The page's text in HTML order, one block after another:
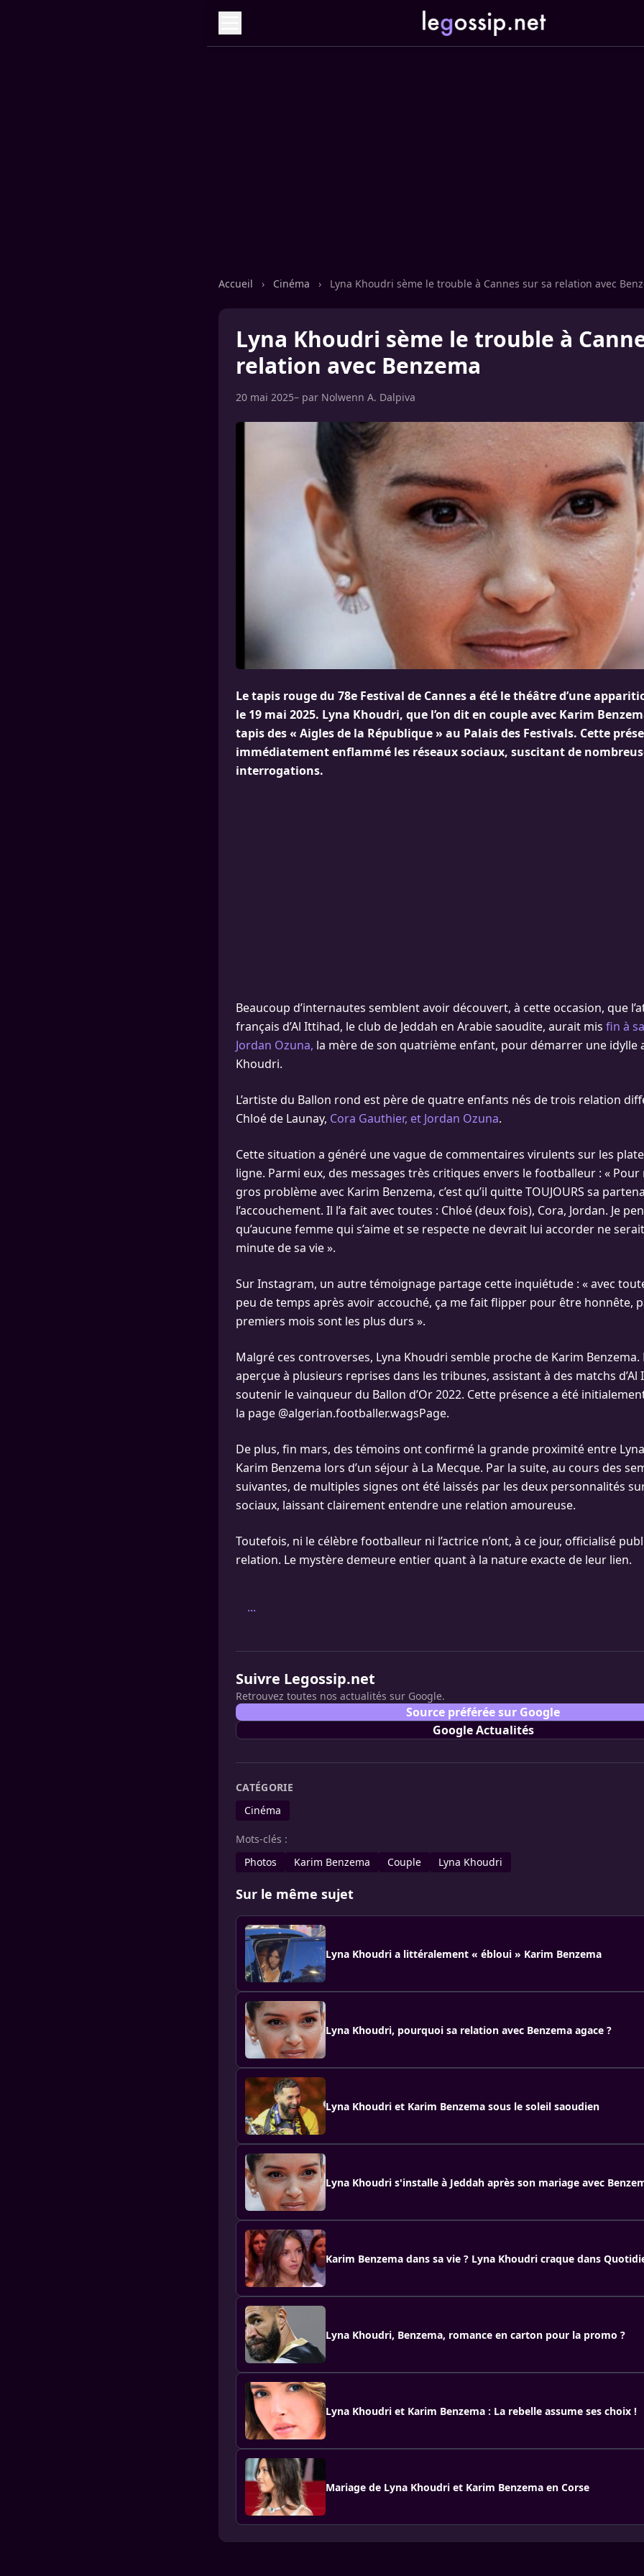
Accueil › Cinéma › Lyna Khoudri sème le trouble à Cannes sur sa relation avec
Lyna Khoudri sème le trouble à
relation avec Benzema
20 mai 2025– par Nolwenn A. Dalpiva
Le tapis rouge du 78e Festival de Cannes a été le théâtre d’une
le 19 mai 2025. Lyna Khoudri, que l’on dit en couple avec Karim
tapis des « Aigles de la République » au Palais des Festivals. Cette
immédiatement enflammé les réseaux sociaux, suscitant de
interrogations.
Beaucoup d’internautes semblent avoir découvert, à cette occasion, que
français d’Al Ittihad, le club de Jeddah en Arabie saoudite, aurait mis fin à
Jordan Ozuna, la mère de son quatrième enfant, pour démarrer une idylle
Khoudri.
L’artiste du Ballon rond est père de quatre enfants nés de trois relation
Chloé de Launay, Cora Gauthier, et Jordan Ozuna.
Cette situation a généré une vague de commentaires virulents sur les
ligne. Parmi eux, des messages très critiques envers le footballeur : « Pour
gros problème avec Karim Benzema, c’est qu’il quitte TOUJOURS sa
l’accouchement. Il l’a fait avec toutes : Chloé (deux fois), Cora, Jordan. Je
qu’aucune femme qui s’aime et se respecte ne devrait lui accorder ne
minute de sa vie ».
Sur Instagram, un autre témoignage partage cette inquiétude : « avec
peu de temps après avoir accouché, ça me fait flipper pour être honnête,
premiers mois sont les plus durs ».
Malgré ces controverses, Lyna Khoudri semble proche de Karim Benzema.
aperçue à plusieurs reprises dans les tribunes, assistant à des matchs
soutenir le vainqueur du Ballon d’Or 2022. Cette présence a été
la page @algerian.footballer.wagsPage.
De plus, fin mars, des témoins ont confirmé la grande proximité entre
Karim Benzema lors d’un séjour à La Mecque. Par la suite, au cours des
suivantes, de multiples signes ont été laissés par les deux personnalités
sociaux, laissant clairement entendre une relation amoureuse.
Toutefois, ni le célèbre footballeur ni l’actrice n’ont, à ce jour, officialisé
relation. Le mystère demeure entier quant à la nature exacte de leur lien.
...
Suivre Legossip.net
Retrouvez toutes nos actualités sur Google.
Source préférée sur Google
Google Actualités
CATÉGORIE
Cinéma
Mots-clés :
Photos
Karim Benzema Couple Lyna Khoudri
Sur le même sujet
Lyna Khoudri a littéralement « ébloui » Karim Benzema
Lyna Khoudri, pourquoi sa relation avec Benzema agace ?
Lyna Khoudri et Karim Benzema sous le soleil saoudien
Lyna Khoudri s'installe à Jeddah après son mariage avec
Karim Benzema dans sa vie ? Lyna Khoudri craque dans
Lyna Khoudri, Benzema, romance en carton pour la promo ?
Lyna Khoudri et Karim Benzema : La rebelle assume ses choix !
Mariage de Lyna Khoudri et Karim Benzema en Corse